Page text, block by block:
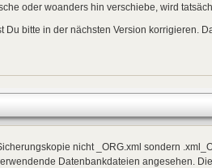
oder woanders hin verschiebe, wird
Du bitte in der nächsten Version korrigieren.
nicht _ORG.xml sondern
Datenbankdateien angesehen.